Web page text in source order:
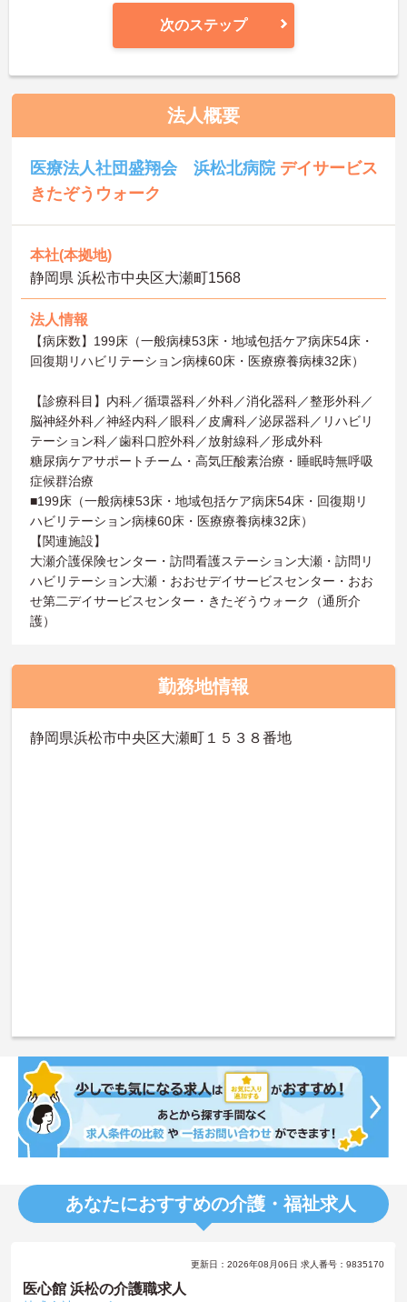
次のステップ
法人概要
医療法人社団盛翔会 浜松北病院 デイサービス
きたぞうウォーク
本社(本拠地)
静岡県 浜松市中央区大瀬町1568
法人情報
【病床数】199床（一般病棟53床・地域包括ケア病床54床・
回復期リハビリテーション病棟60床・医療療養病棟32床）
【診療科目】内科／循環器科／外科／消化器科／整形外科／
脳神経外科／神経内科／眼科／皮膚科／泌尿器科／リハビリ
テーション科／歯科口腔外科／放射線科／形成外科
糖尿病ケアサポートチーム・高気圧酸素治療・睡眠時無呼吸
症候群治療
■199床（一般病棟53床・地域包括ケア病床54床・回復期リ
ハビリテーション病棟60床・医療療養病棟32床）
【関連施設】
大瀬介護保険センター・訪問看護ステーション大瀬・訪問リ
ハビリテーション大瀬・おおせデイサービスセンター・おお
せ第二デイサービスセンター・きたぞうウォーク（通所介
護）
勤務地情報
静岡県浜松市中央区大瀬町１５３８番地
あなたにおすすめの介護・福祉求人
更新日：2026年08月06日 求人番号：9835170
医心館 浜松の介護職求人